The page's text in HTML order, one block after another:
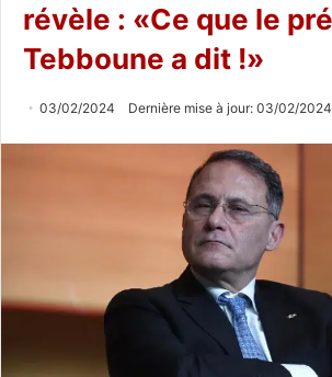
révèle : «Ce que le
Tebboune a dit !»
03/02/2024 Dernière mise à jour: 03/02/2024